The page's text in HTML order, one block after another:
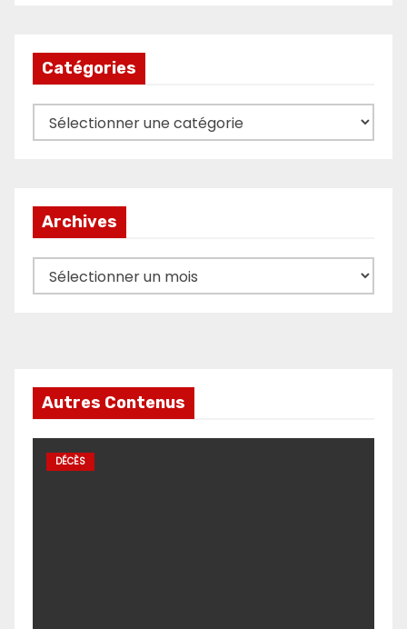
Catégories
Catégories
Archives
Archives
Autres Contenus
DÉCÈS